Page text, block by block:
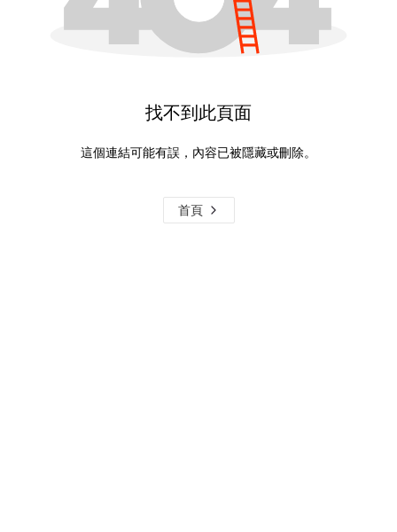
找不到此頁面
這個連結可能有誤，內容已被隱藏或刪除。
首頁